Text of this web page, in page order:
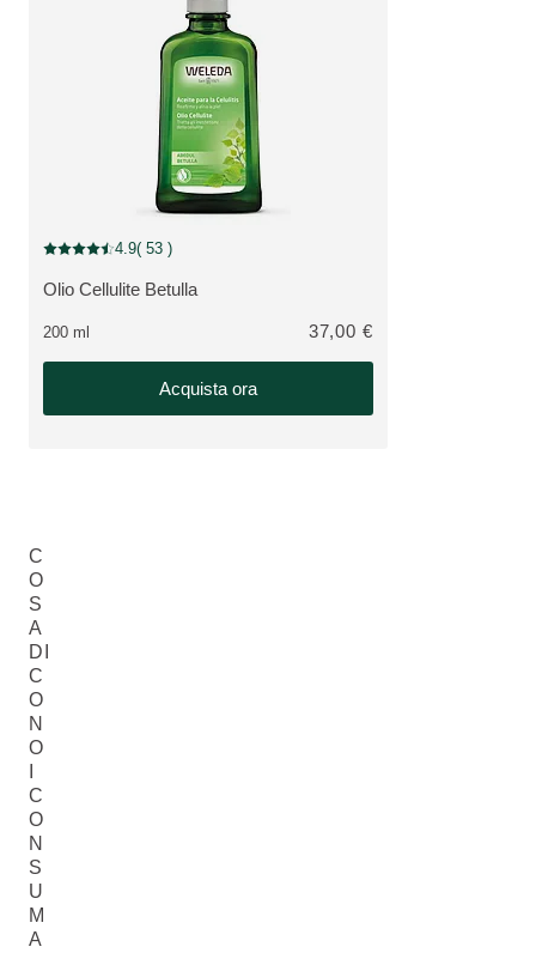
VEDI PRODOTTO:
Olio Cellulite Betulla
Valutazione attuale: 4.9 su 5 stelle recensito da 53 consumatori
4.9( 53 )
200 ml 37,00 €
Acquista ora
C
O
S
A
DI
C
O
N
O
C
O
N
S
U
M
A